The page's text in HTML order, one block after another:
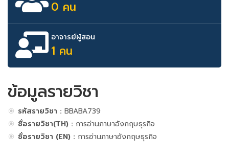
0 คน
อาจารย์ผู้สอน
1 คน
ข้อมูลรายวิชา
รหัสรายวิชา : BBABA739
ชื่อรายวิชา(TH) : การอ่านภาษาอังกฤษธุรกิจ
ชื่อรายวิชา (EN) : การอ่านภาษาอังกฤษธุรกิจ